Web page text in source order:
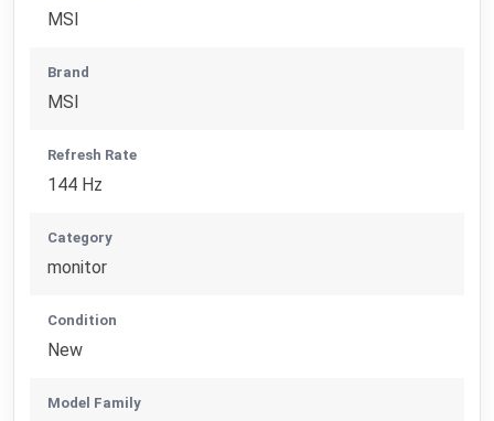
MSI
Brand
MSI
Refresh Rate
144 Hz
Category
monitor
Condition
New
Model Family